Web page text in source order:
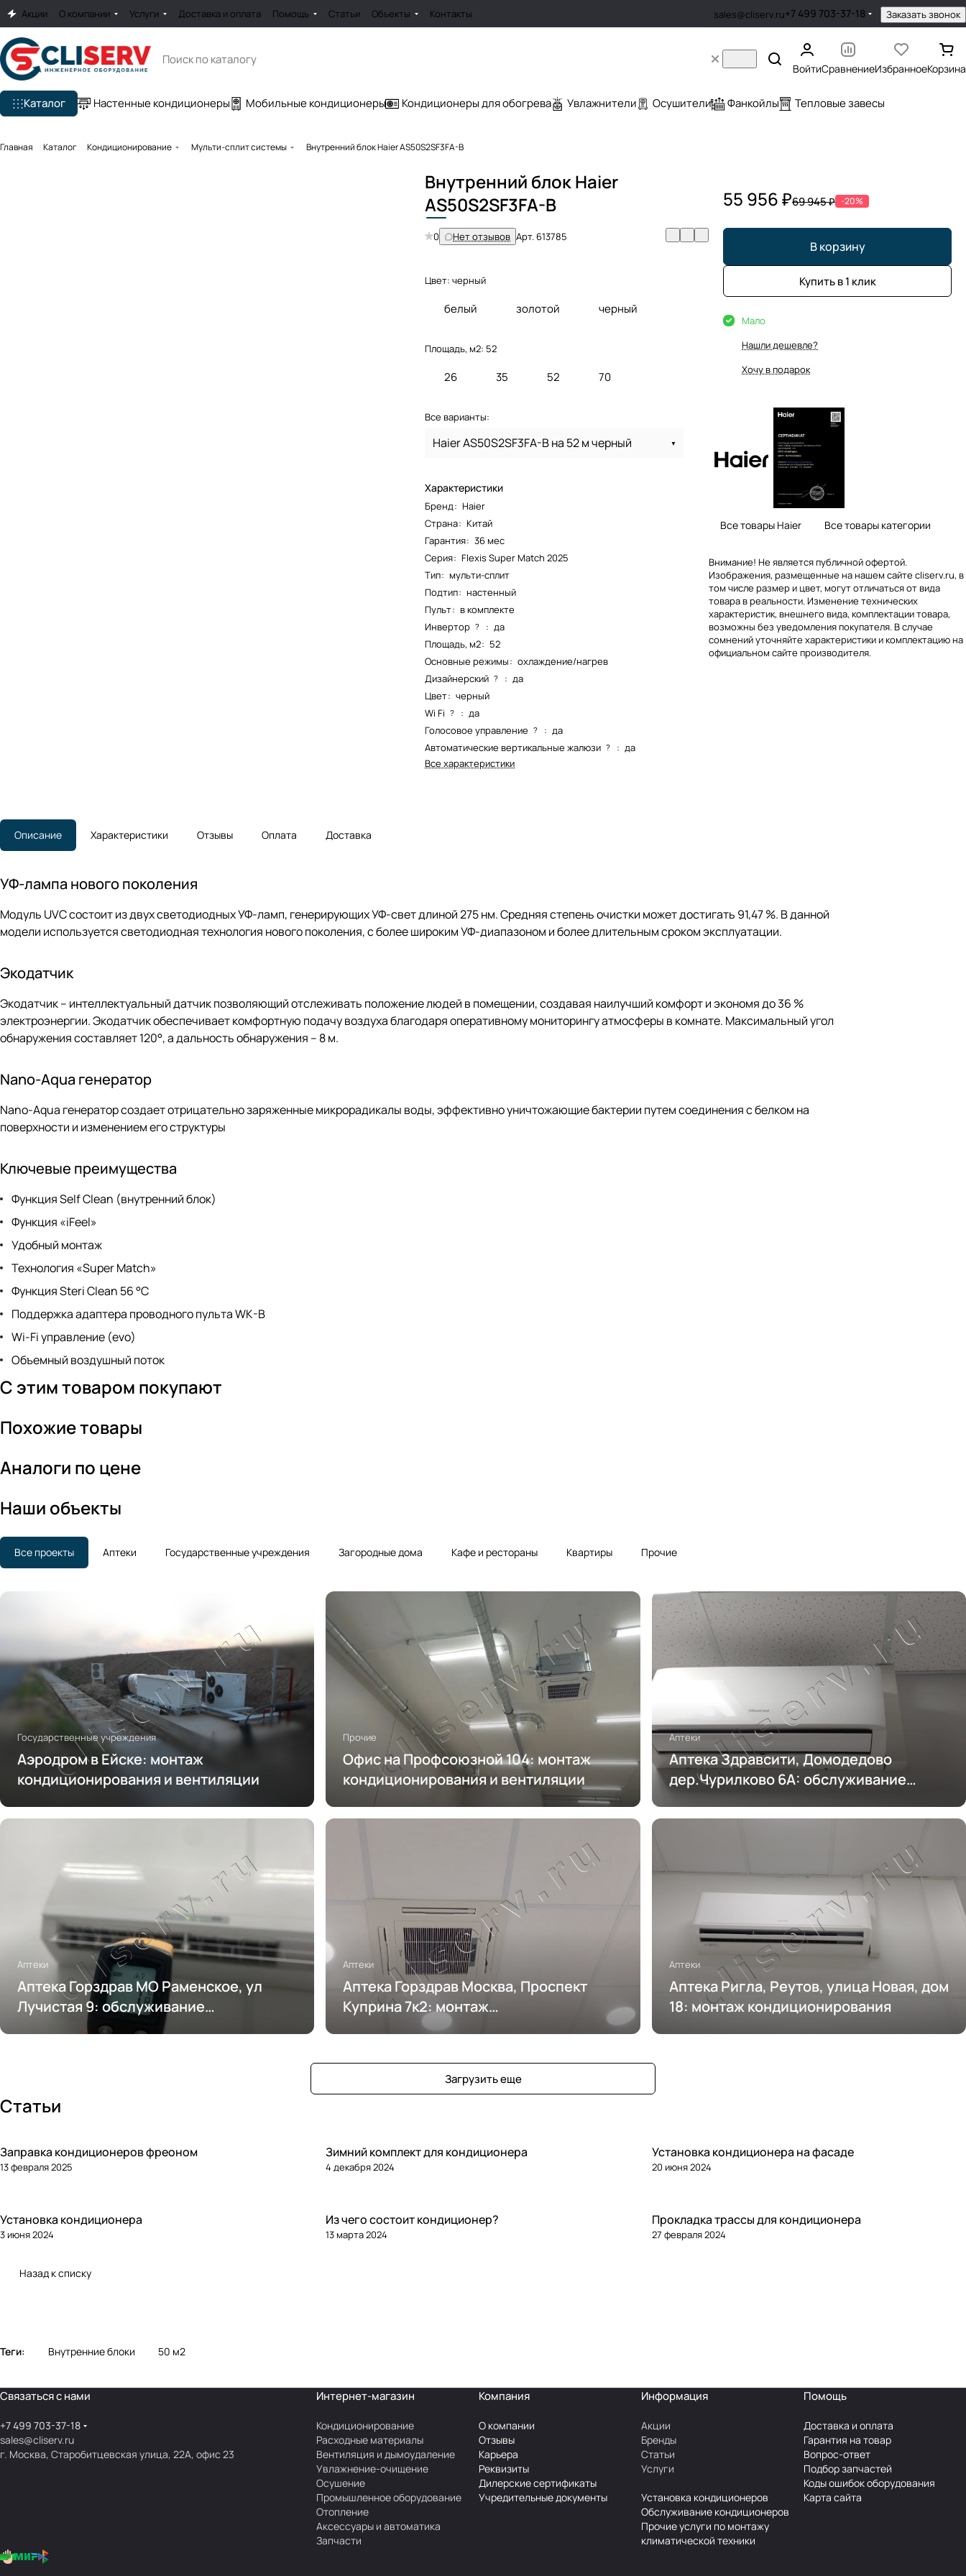
Акции О компании Услуги Доставка и оплата Помощь Статьи Объекты Контакты sales@cliserv.ru+7 499 703-37-18 Заказать звонок
ВойтиСравнениеИзбранноеКорзина
Каталог Настенные кондиционеры Мобильные кондиционеры Кондиционеры для обогрева Увлажнители Осушители Фанкойлы Тепловые завесы
Главная Каталог Кондиционирование Мульти-сплит системы Внутренний блок Haier AS50S2SF3FA-B
Внутренний блок Haier
AS50S2SF3FA-B
0 Нет отзывов Арт.613785
Цвет:черный
белый золотой черный
Площадь, м2: 52
26 35 52 70
Все варианты:
Haier AS50S2SF3FA-B на 52 м черный
Характеристики
Бренд: Haier
Страна: Китай
Гарантия: 36 мес
Серия: Flexis Super Match 2025
Тип: мульти-сплит
Подтип: настенный
Пульт: в комплекте
Инвертор ? : да
Площадь, м2: 52
Основные режимы: охлаждение/нагрев
Дизайнерский ? : да
Цвет: черный
Wi Fi ? : да
Голосовое управление ? : да
Автоматические вертикальные жалюзи ? : да
Все характеристики
55 956 ₽69 945 ₽ -20%
В корзину
Купить в 1 клик
Мало
Нашли дешевле?
Хочу в подарок
Все товары Haier Все товары категории
Внимание! Не является публичной офертой.
Изображения, размещенные на нашем сайте cliserv.ru, в
том числе размер и цвет, могут отличаться от вида
товара в реальности. Изменение технических
характеристик, внешнего вида, комплектации товара,
возможны без уведомления покупателя. В случае
сомнений уточняйте характеристики и комплектацию на
официальном сайте производителя.
Описание Характеристики Отзывы Оплата Доставка
УФ-лампа нового поколения
Модуль UVC состоит из двух светодиодных УФ-ламп, генерирующих УФ-свет длиной 275 нм. Средняя степень очистки может достигать 91,47 %. В данной
модели используется светодиодная технология нового поколения, с более широким УФ-диапазоном и более длительным сроком эксплуатации.
Экодатчик
Экодатчик – интеллектуальный датчик позволяющий отслеживать положение людей в помещении, создавая наилучший комфорт и экономя до 36 %
электроэнергии. Экодатчик обеспечивает комфортную подачу воздуха благодаря оперативному мониторингу атмосферы в комнате. Максимальный угол
обнаружения составляет 120°, а дальность обнаружения – 8 м.
Nano-Aqua генератор
Nano-Aqua генератор создает отрицательно заряженные микрорадикалы воды, эффективно уничтожающие бактерии путем соединения с белком на
поверхности и изменением его структуры
Ключевые преимущества
Функция Self Clean (внутренний блок)
Функция «iFeel»
Удобный монтаж
Технология «Super Match»
Функция Steri Clean 56 °C
Поддержка адаптера проводного пульта WK-B
Wi-Fi управление (evo)
Объемный воздушный поток
С этим товаром покупают
Похожие товары
Аналоги по цене
Наши объекты
Все проекты Аптеки Государственные учреждения Загородные дома Кафе и рестораны Квартиры Прочие
Государственные учреждения
Аэродром в Ейске: монтаж
кондиционирования и вентиляции
Прочие
Офис на Профсоюзной 104: монтаж
кондиционирования и вентиляции
Аптеки
Аптека Здравсити, Домодедово
дер.Чурилково 6А: обслуживание
Аптеки
Аптека Горздрав МО Раменское, ул
Лучистая 9: обслуживание
кондиционирования
Аптеки
Аптека Горздрав Москва, Проспект
Куприна 7к2: монтаж
кондиционирования
Аптеки
Аптека Ригла, Реутов, улица Новая, дом
18: монтаж кондиционирования
Загрузить еще
Статьи
Заправка кондиционеров фреоном
13 февраля 2025
Зимний комплект для кондиционера
4 декабря 2024
Установка кондиционера на фасаде
20 июня 2024
Установка кондиционера
3 июня 2024
Из чего состоит кондиционер?
13 марта 2024
Прокладка трассы для кондиционера
27 февраля 2024
Назад к списку
Теги: Внутренние блоки 50 м2
Связаться с нами
+7 499 703-37-18
sales@cliserv.ru
г. Москва, Старобитцевская улица, 22А, офис 23
Интернет-магазин
Кондиционирование
Расходные материалы
Вентиляция и дымоудаление
Увлажнение-очищение
Осушение
Промышленное оборудование
Отопление
Аксессуары и автоматика
Запчасти
Компания
О компании
Отзывы
Карьера
Реквизиты
Дилерские сертификаты
Учредительные документы
Информация
Акции
Бренды
Статьи
Услуги
Установка кондиционеров
Обслуживание кондиционеров
Прочие услуги по монтажу
климатической техники
Помощь
Доставка и оплата
Гарантия на товар
Вопрос-ответ
Подбор запчастей
Коды ошибок оборудования
Карта сайта